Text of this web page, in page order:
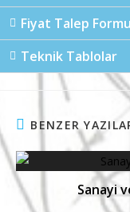
Fiyat Talep
Teknik Tablolar
BENZER
Sanayi